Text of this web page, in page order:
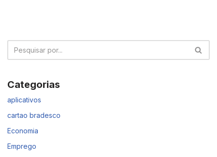
Categorias
aplicativos
cartao bradesco
Economia
Emprego